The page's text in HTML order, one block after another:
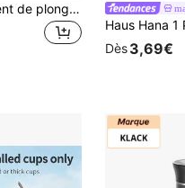
4 pièces Équipement de plongée en forme de calmar en PVC de couleur aléatoire, jeu de fête pour adultes, jouet de capture sous-marine pour piscine d'été, jouet éducatif à lancer, cadeau pour piscine extérieure, convient pour Halloween/Noël/Thanksgiving, plage
Dès3,69€